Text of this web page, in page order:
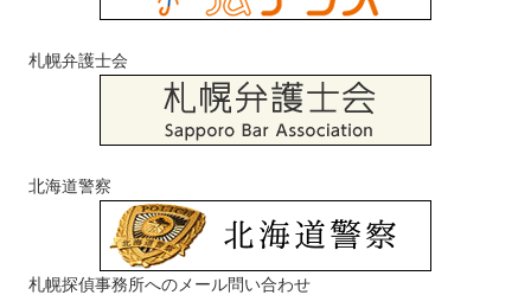
札幌弁護士会
北海道警察
札幌探偵事務所へのメール問い合わせ